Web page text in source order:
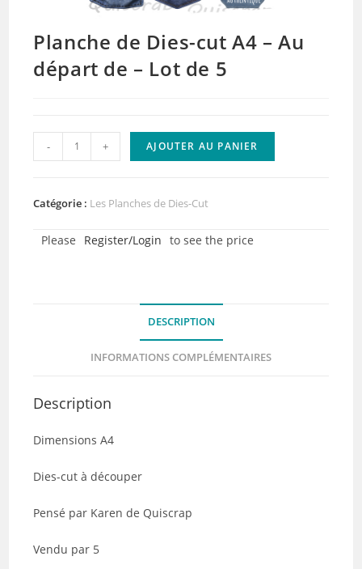
Planche de Dies-cut A4 – Au
départ de – Lot de 5
quantité
de
de
cut
de
- + AJOUTER AU PANIER
Catégorie : Les Planches de Dies-Cut
Please Register/Login to see the price
DESCRIPTION
INFORMATIONS COMPLÉMENTAIRES
Description
Dimensions A4
Dies-cut à découper
Pensé par Karen de Quiscrap
Vendu par 5